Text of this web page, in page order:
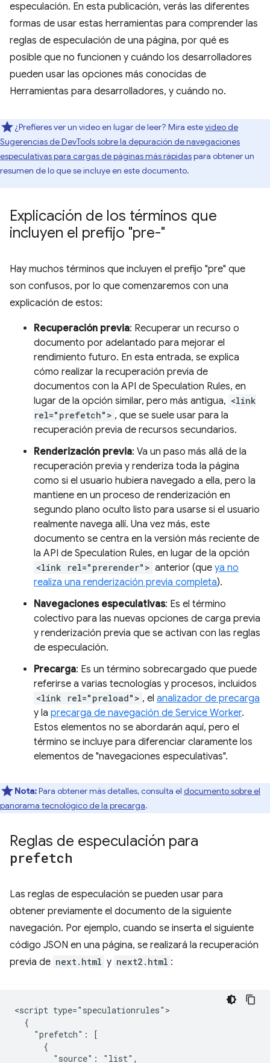
especulación. En esta publicación, verás las diferentes
formas de usar estas herramientas para comprender las
reglas de especulación de una página, por qué es
posible que no funcionen y cuándo los desarrolladores
pueden usar las opciones más conocidas de
Herramientas para desarrolladores, y cuándo no.
¿Prefieres ver un video en lugar de leer? Mira estevideo de
Sugerencias de DevTools sobre la depuración de navegaciones
especulativas para cargas de páginas más rápidaspara obtener un
resumen de lo que se incluye en este documento.
Explicación de los términos que
incluyen el prefijo "pre-"
Hay muchos términos que incluyen el prefijo "pre" que
son confusos, por lo que comenzaremos con una
explicación de estos:
Recuperación previa: Recuperar un recurso o
documento por adelantado para mejorar el
rendimiento futuro. En esta entrada, se explica
cómo realizar la recuperación previa de
documentos con la API de Speculation Rules, en
lugar de la opción similar, pero más antigua, <link
rel="prefetch"> , que se suele usar para la
recuperación previa de recursos secundarios.
Renderización previa: Va un paso más allá de la
recuperación previa y renderiza toda la página
como si el usuario hubiera navegado a ella, pero la
mantiene en un proceso de renderización en
segundo plano oculto listo para usarse si el usuario
realmente navega allí. Una vez más, este
documento se centra en la versión más reciente de
la API de Speculation Rules, en lugar de la opción
<link rel="prerender"> anterior (que ya no
realiza una renderización previa completa).
Navegaciones especulativas: Es el término
colectivo para las nuevas opciones de carga previa
y renderización previa que se activan con las reglas
de especulación.
Precarga: Es un término sobrecargado que puede
referirse a varias tecnologías y procesos, incluidos
<link rel="preload"> , el analizador de precarga
y la precarga de navegación de Service Worker.
Estos elementos no se abordarán aquí, pero el
término se incluye para diferenciar claramente los
elementos de "navegaciones especulativas".
Nota:Para obtener más detalles, consulta el documento sobre el
panorama tecnológico de la precarga.
Reglas de especulación para
prefetch
Las reglas de especulación se pueden usar para
obtener previamente el documento de la siguiente
navegación. Por ejemplo, cuando se inserta el siguiente
código JSON en una página, se realizará la recuperación
previa de next.html y next2.html :
<script type="speculationrules">
  {
    "prefetch": [
      {
        "source": "list",